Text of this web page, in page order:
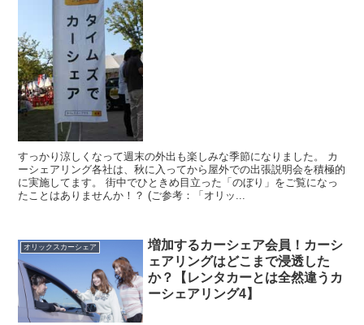
すっかり涼しくなって週末の外出も楽しみな季節になりました。 カ
ーシェアリング各社は、秋に入ってから屋外での出張説明会を積極的
に実施してます。 街中でひときめ目立った「のぼり」をご覧になっ
たことはありませんか！？ (ご参考：「オリッ...
オリックスカーシェア
増加するカーシェア会員！カーシ
ェアリングはどこまで浸透した
か？【レンタカーとは全然違うカ
ーシェアリング4】